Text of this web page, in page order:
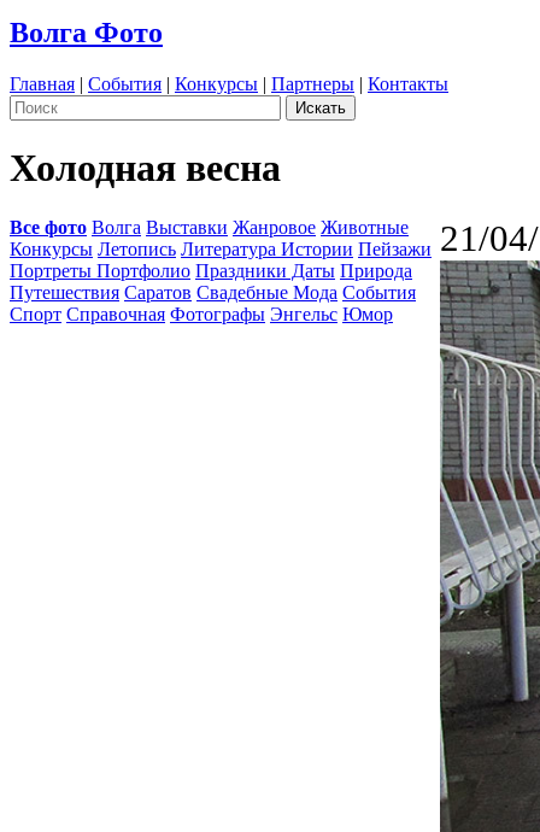
Волга Фото
Главная | События | Конкурсы | Партнеры | Контакты
Холодная весна
Все фото Волга Выставки Жанровое Животные
Конкурсы Летопись Литература Истории Пейзажи
Портреты Портфолио Праздники Даты Природа
Путешествия Саратов Свадебные Мода События
Спорт Справочная Фотографы Энгельс Юмор
21/